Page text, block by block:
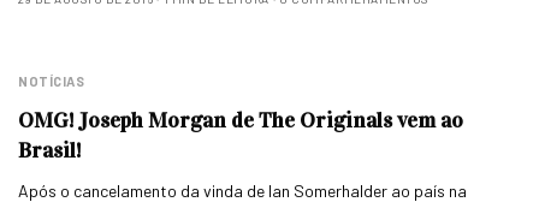
NOTÍCIAS
OMG! Joseph Morgan de The Originals vem ao
Brasil!
Após o cancelamento da vinda de Ian Somerhalder ao país na